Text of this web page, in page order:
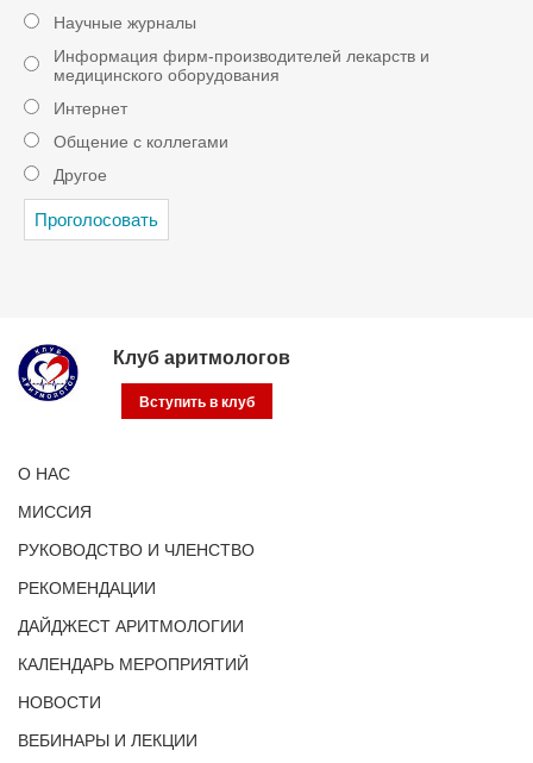
Научные журналы
Информация фирм-производителей лекарств и
медицинского оборудования
Интернет
Общение с коллегами
Другое
Клуб аритмологов
Вступить в клуб
О НАС
МИССИЯ
РУКОВОДСТВО И ЧЛЕНСТВО
РЕКОМЕНДАЦИИ
ДАЙДЖЕСТ АРИТМОЛОГИИ
КАЛЕНДАРЬ МЕРОПРИЯТИЙ
НОВОСТИ
ВЕБИНАРЫ И ЛЕКЦИИ